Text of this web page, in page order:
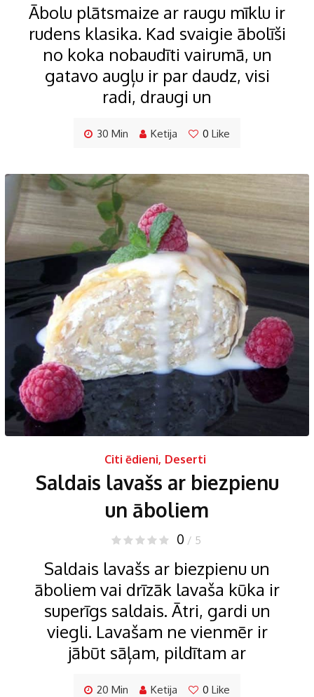
Ābolu plātsmaize ar raugu mīklu ir
rudens klasika. Kad svaigie ābolīši
no koka nobaudīti vairumā, un
gatavo augļu ir par daudz, visi
radi, draugi un
30 Min Ketija 0 Like
Citi ēdieni, Deserti
Saldais lavašs ar biezpienu
un āboliem
0 / 5
Saldais lavašs ar biezpienu un
āboliem vai drīzāk lavaša kūka ir
superīgs saldais. Ātri, gardi un
viegli. Lavašam ne vienmēr ir
jābūt sāļam, pildītam ar
20 Min Ketija 0 Like